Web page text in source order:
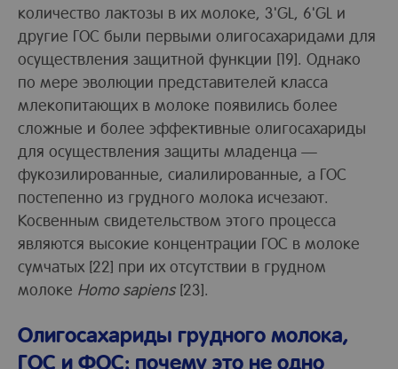
количество лактозы в их молоке, 3'GL, 6'GL и
другие ГОС были первыми олигосахаридами для
осуществления защитной функции [19]. Однако
по мере эволюции представителей класса
млекопитающих в молоке появились более
сложные и более эффективные олигосахариды
для осуществления защиты младенца —
фукозилированные, сиалилированные, а ГОС
постепенно из грудного молока исчезают.
Косвенным свидетельством этого процесса
являются высокие концентрации ГОС в молоке
сумчатых [22] при их отсутствии в грудном
молоке Homo sapiens[23].
Олигосахариды грудного молока,
ГОС и ФОС: почему это не одно